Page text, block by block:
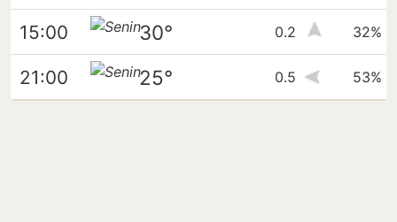
15:00 30° 0.2 32%
21:00 25° 0.5 53%